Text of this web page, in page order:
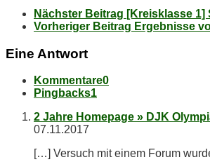
Nächster Beitrag [Kreis­klas­se 1]
Vorheriger Beitrag Er­geb­nis­se
Eine Antwort
Kommentare0
Pingbacks1
2 Jahre Homepage » DJK
07.11.2017
[…] Ver­such mit ei­nem Fo­rum